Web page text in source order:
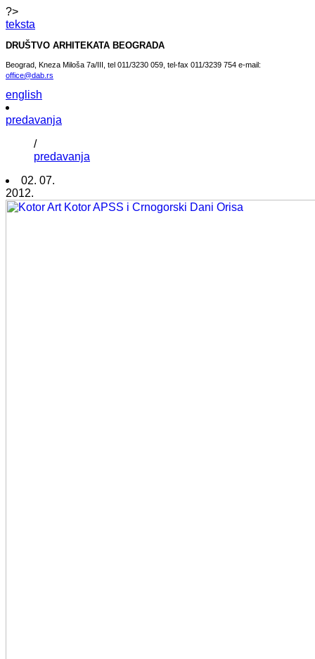
?>
teksta
DRUŠTVO ARHITEKATA BEOGRADA
Beograd, Kneza Miloša 7a/III, tel 011/3230 059, tel-fax 011/3239 754 e-mail:
office@dab.rs
english
predavanja
/
predavanja
02. 07.
2012.